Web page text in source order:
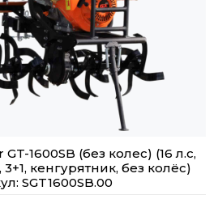
1600SB (без колес) (16 л.с,
кенгурятник, без колёс)
SGT1600SB.00